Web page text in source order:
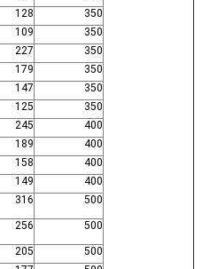
128
350
109
350
227
350
179
350
147
350
125
350
245
400
189
400
158
400
149
400
316 500
256 500
205
500